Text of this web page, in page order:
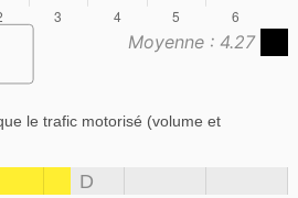
Moyenne : 4.27
le trafic motorisé (volume et
D